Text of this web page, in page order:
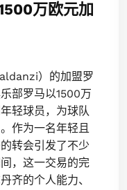
万欧元加
）的加盟罗
部罗马以1500万
轻球员，为球队
作为一名年轻且
转会引发了不少
，这一交易的完
齐的个人能力、